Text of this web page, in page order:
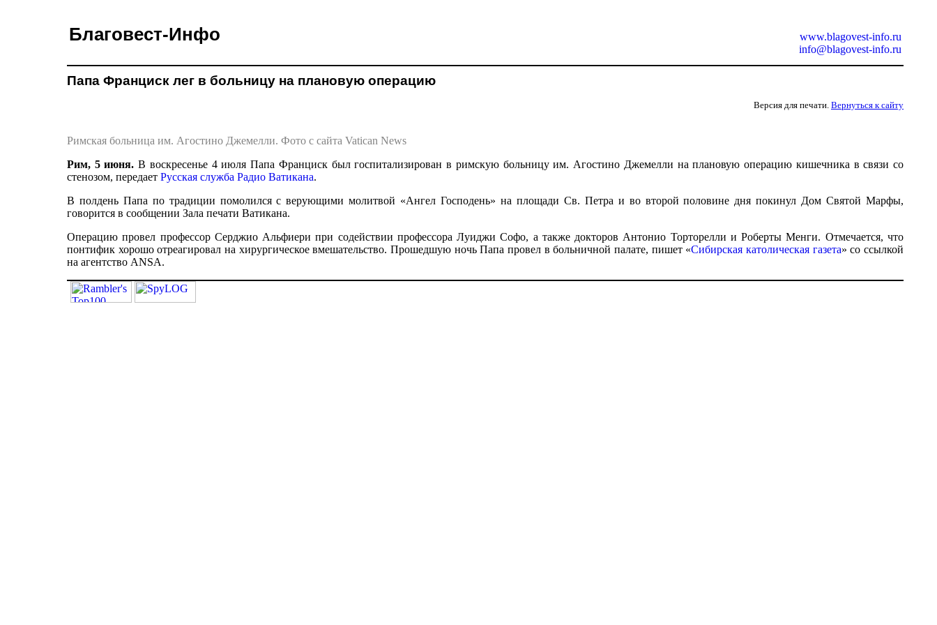
Благовест-Инфо
www.blagovest-info.ru
info@blagovest-info.ru
Папа Франциск лег в больницу на плановую операцию
Версия для печати. Вернуться к сайту
Римская больница им. Агостино Джемелли. Фото с сайта Vatican News
Рим, 5 июня. В воскресенье 4 июля Папа Франциск был госпитализирован в римскую больницу им. Агостино Джемелли на плановую операцию кишечника в связи со
стенозом, передает Русская служба Радио Ватикана.
В полдень Папа по традиции помолился с верующими молитвой «Ангел Господень» на площади Св. Петра и во второй половине дня покинул Дом Святой Марфы,
говорится в сообщении Зала печати Ватикана.
Операцию провел профессор Серджио Альфиери при содействии профессора Луиджи Софо, а также докторов Антонио Торторелли и Роберты Менги. Отмечается, что
понтифик хорошо отреагировал на хирургическое вмешательство. Прошедшую ночь Папа провел в больничной палате, пишет «Сибирская католическая газета» со ссылкой
на агентство ANSA.